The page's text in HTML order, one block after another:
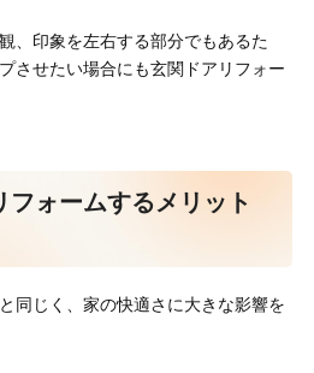
、印象を左右する部分でもあるた
させたい場合にも玄関ドアリフォー
フォームするメリット
同じく、家の快適さに大きな影響を